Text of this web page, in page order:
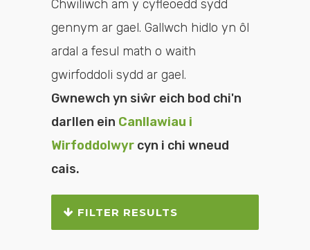
Chwiliwch am y cyfleoedd sydd
gennym ar gael. Gallwch hidlo yn ôl
ardal a fesul math o waith
gwirfoddoli sydd ar gael.
Gwnewch yn siŵr eich bod chi'n
darllen ein Canllawiau i
Wirfoddolwyr cyn i chi wneud
cais.
FILTER RESULTS